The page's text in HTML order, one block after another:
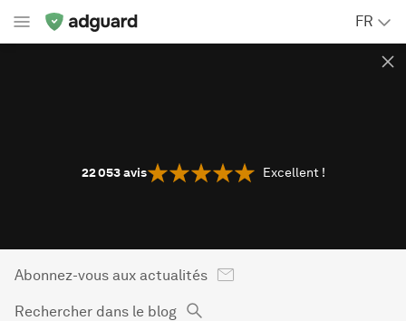
FR
22 053avis Excellent !
Abonnez-vous aux actualités
Rechercher dans le blog